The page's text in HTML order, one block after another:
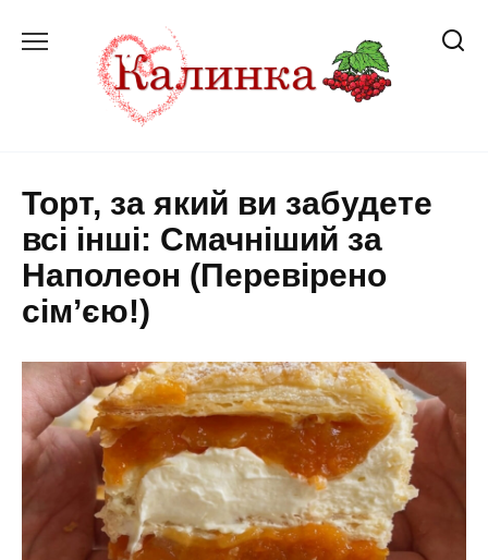
Торт, за який ви забудете
всі інші: Смачніший за
Наполеон (Перевірено
сім’єю!)